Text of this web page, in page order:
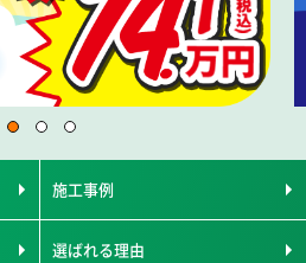
施工事例
選ばれる理由